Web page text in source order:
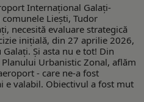
Internaţional Galaţi-
Lieşti, Tudor
necesită evaluare strategică
iniţială, din 27 aprilie 2026,
Şi asta nu e tot! Din
Urbanistic Zonal, aflăm
- care ne-a fost
e valabil. Obiectivul a fost mut